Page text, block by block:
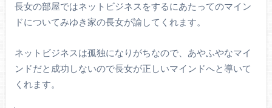
長女の部屋ではネットビジネスをするにあたってのマイン
ドについてみゆき家の長女が諭してくれます。
ネットビジネスは孤独になりがちなので、あやふやなマイ
ンドだと成功しないので長女が正しいマインドへと導いて
くれます。